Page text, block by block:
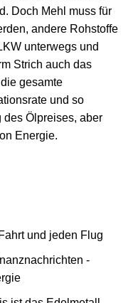
Doch Mehl muss für
andere Rohstoffe
unterwegs und
Strich auch das
gesamte
und so
des Ölpreises, aber
Energie.
und jeden Flug
-